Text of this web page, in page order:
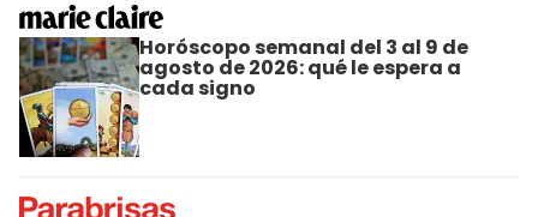
Horóscopo semanal del 3 al 9 de
agosto de 2026: qué le espera a
cada signo